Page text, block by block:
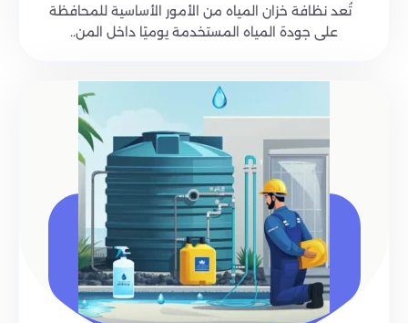
تُعد نظافة خزان المياه من الأمور الأساسية للمحافظة
على جودة المياه المستخدمة يوميًا داخل المن..